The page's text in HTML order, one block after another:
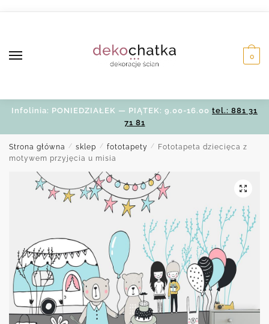
0
Infolinia: PONIEDZIAŁEK — PIĄTEK: 9.00-16.00 tel.: 881 31
71 81
Strona główna / sklep / fototapety /
Fototapeta dziecięca z
motywem przyjęcia u misia